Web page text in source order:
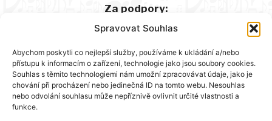
Spravovat Souhlas
Abychom poskytli co nejlepší služby, používáme k ukládání a/nebo
přístupu k informacím o zařízení, technologie jako jsou soubory cookies.
Souhlas s těmito technologiemi nám umožní zpracovávat údaje, jako je
chování při procházení nebo jedinečná ID na tomto webu. Nesouhlas
nebo odvolání souhlasu může nepříznivě ovlivnit určité vlastnosti a
funkce.
Za podpory: